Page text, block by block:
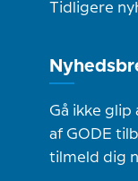
Tidligere
Gå ikke glip
af GODE
tilmeld dig